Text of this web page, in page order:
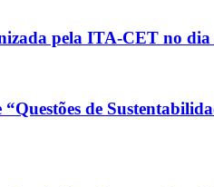
pela ITA-CET no dia
de